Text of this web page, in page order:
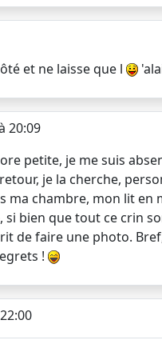
et ne laisse que l
20:09
petite, je me suis
je la cherche,
ma chambre, mon lit
bien que tout ce crin
de faire une photo.
!